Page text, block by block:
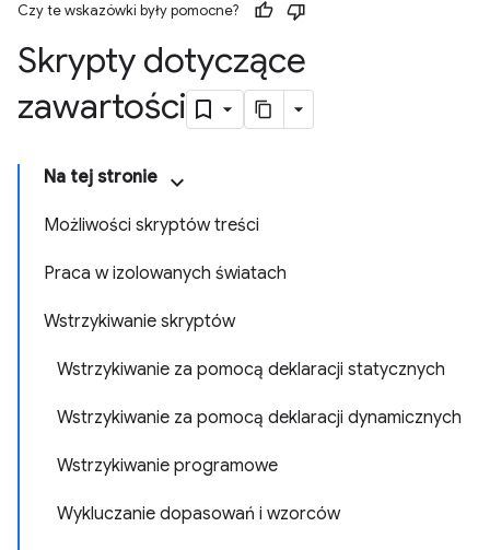
Czy te wskazówki były pomocne?
Skrypty dotyczące
zawartości
Na tej stronie
Możliwości skryptów treści
Praca w izolowanych światach
Wstrzykiwanie skryptów
Wstrzykiwanie za pomocą deklaracji statycznych
Wstrzykiwanie za pomocą deklaracji dynamicznych
Wstrzykiwanie programowe
Wykluczanie dopasowań i wzorców